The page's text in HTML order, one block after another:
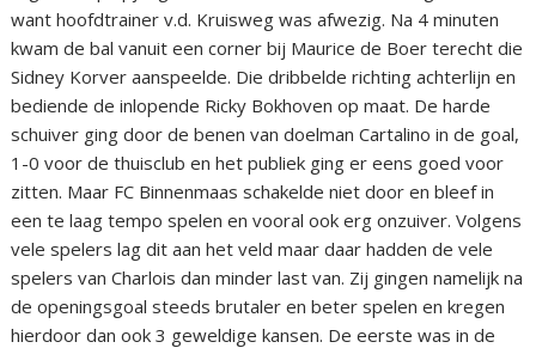
want hoofdtrainer v.d. Kruisweg was afwezig. Na 4 minuten
kwam de bal vanuit een corner bij Maurice de Boer terecht die
Sidney Korver aanspeelde. Die dribbelde richting achterlijn en
bediende de inlopende Ricky Bokhoven op maat. De harde
schuiver ging door de benen van doelman Cartalino in de goal,
1-0 voor de thuisclub en het publiek ging er eens goed voor
zitten. Maar FC Binnenmaas schakelde niet door en bleef in
een te laag tempo spelen en vooral ook erg onzuiver. Volgens
vele spelers lag dit aan het veld maar daar hadden de vele
spelers van Charlois dan minder last van. Zij gingen namelijk na
de openingsgoal steeds brutaler en beter spelen en kregen
hierdoor dan ook 3 geweldige kansen. De eerste was in de